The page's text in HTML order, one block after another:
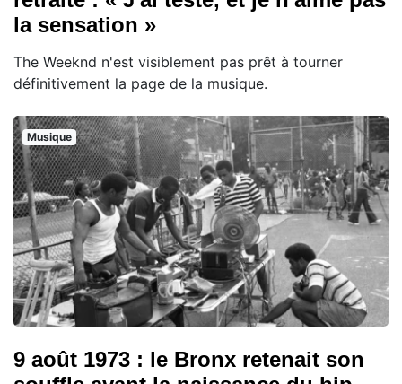
la sensation »
The Weeknd n'est visiblement pas prêt à tourner
définitivement la page de la musique.
Musique
9 août 1973 : le Bronx retenait son